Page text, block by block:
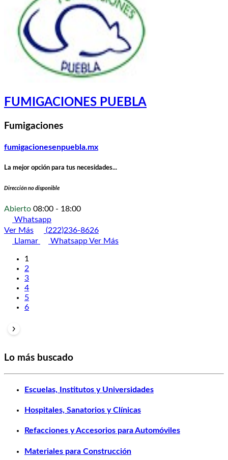
FUMIGACIONES PUEBLA
Fumigaciones
fumigacionesenpuebla.mx
La mejor opción para tus necesidades...
Dirección no disponible
Abierto 08:00 - 18:00
Whatsapp
Ver Más
(222)236-8626
Llamar
WhatsappVer Más
1
2
3
4
5
6
Lo más buscado
Escuelas, Institutos y Universidades
Hospitales, Sanatorios y Clínicas
Refacciones y Accesorios para Automóviles
Materiales para Construcción